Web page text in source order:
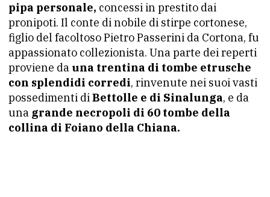
pipa personale, concessi in prestito dai
pronipoti. Il conte di nobile di stirpe cortonese,
figlio del facoltoso Pietro Passerini da Cortona, fu
appassionato collezionista. Una parte dei reperti
proviene da una trentina di tombe etrusche
con splendidi corredi, rinvenute nei suoi vasti
possedimenti diBettolle e di Sinalunga, e da
una grande necropoli di 60 tombe della
collina di Foiano della Chiana.